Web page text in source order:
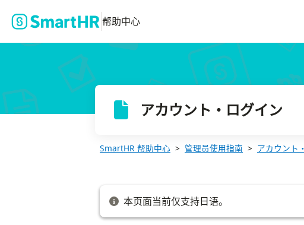
帮助中心
アカウント・ログイン
SmartHR 帮助中心 管理员使用指南 アカウント
本页面当前仅支持日语。